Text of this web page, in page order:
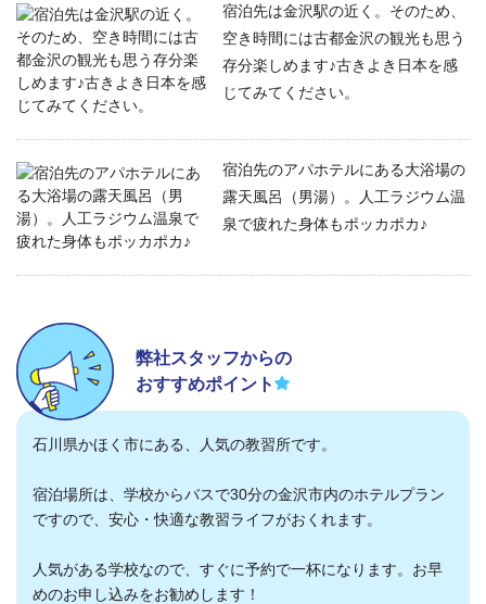
宿泊先は金沢駅の近く。そのため、
空き時間には古都金沢の観光も思う
存分楽しめます♪古きよき日本を感
じてみてください。
宿泊先のアパホテルにある大浴場の
露天風呂（男湯）。人工ラジウム温
泉で疲れた身体もポッカポカ♪
弊社スタッフからの
おすすめポイント
石川県かほく市にある、人気の教習所です。
宿泊場所は、学校からバスで30分の金沢市内のホテルプラン
ですので、安心・快適な教習ライフがおくれます。
人気がある学校なので、すぐに予約で一杯になります。お早
めのお申し込みをお勧めします！